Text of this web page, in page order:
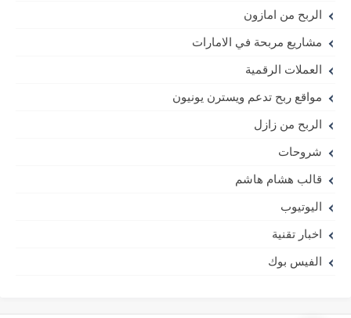
الربح من امازون
مشاريع مربحة في الامارات
العملات الرقمية
مواقع ربح تدعم ويسترن يونيون
الربح من زازل
شروحات
قالب هشام هاشم
اليوتيوب
اخبار تقنية
الفيس بوك